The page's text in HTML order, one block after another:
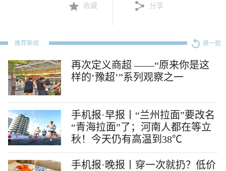
收藏 分享
推荐新闻 换一批
再次定义商超 ——“原来你是这
样的‘豫超’”系列观察之一
手机报·早报丨“兰州拉面”要改名
“青海拉面”了；河南人都在等立
秋！今天仍有高温到38℃
手机报·晚报丨穿一次就扔？低价